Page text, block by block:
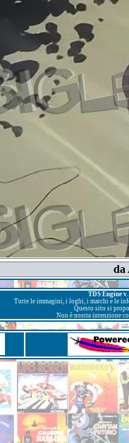
da
TDS Engine
Tutte le immagini, i loghi, i marchi e le
Questo sito si
Non è nostra intenzione